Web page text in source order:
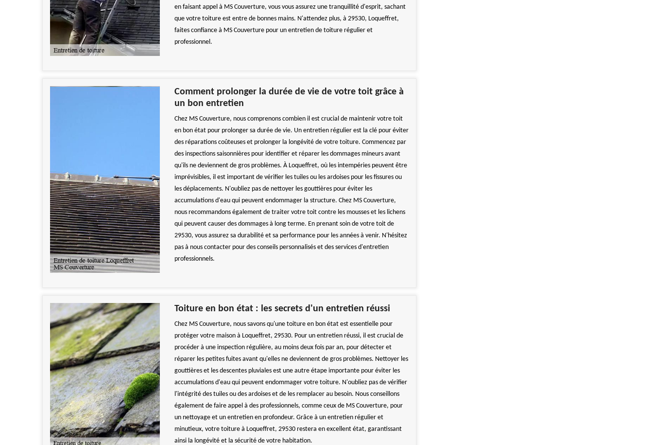
en faisant appel à MS Couverture, vous vous assurez une tranquillité d'esprit, sachant
que votre toiture est entre de bonnes mains. N'attendez plus, à 29530, Loqueffret,
faites confiance à MS Couverture pour un entretien de toiture régulier et
professionnel.
Comment prolonger la durée de vie de votre toit grâce à
un bon entretien
Chez MS Couverture, nous comprenons combien il est crucial de maintenir votre toit
en bon état pour prolonger sa durée de vie. Un entretien régulier est la clé pour éviter
des réparations coûteuses et prolonger la longévité de votre toiture. Commencez par
des inspections saisonnières pour identifier et réparer les dommages mineurs avant
qu'ils ne deviennent de gros problèmes. À Loqueffret, où les intempéries peuvent être
imprévisibles, il est important de vérifier les tuiles ou les ardoises pour les fissures ou
les déplacements. N'oubliez pas de nettoyer les gouttières pour éviter les
accumulations d'eau qui peuvent endommager la structure. Chez MS Couverture,
nous recommandons également de traiter votre toit contre les mousses et les lichens
qui peuvent causer des dommages à long terme. En prenant soin de votre toit de
29530, vous assurez sa durabilité et sa performance pour les années à venir. N'hésitez
pas à nous contacter pour des conseils personnalisés et des services d'entretien
professionnels.
Toiture en bon état : les secrets d'un entretien réussi
Chez MS Couverture, nous savons qu'une toiture en bon état est essentielle pour
protéger votre maison à Loqueffret, 29530. Pour un entretien réussi, il est crucial de
procéder à une inspection régulière, au moins deux fois par an, pour détecter et
réparer les petites fuites avant qu'elles ne deviennent de gros problèmes. Nettoyer les
gouttières et les descentes pluviales est une autre étape importante pour éviter les
accumulations d'eau qui peuvent endommager votre toiture. N'oubliez pas de vérifier
l'intégrité des tuiles ou des ardoises et de les remplacer au besoin. Nous conseillons
également de faire appel à des professionnels, comme ceux de MS Couverture, pour
un nettoyage et un entretien en profondeur. Grâce à un entretien régulier et
minutieux, votre toiture à Loqueffret, 29530 restera en excellent état, garantissant
ainsi la longévité et la sécurité de votre habitation.